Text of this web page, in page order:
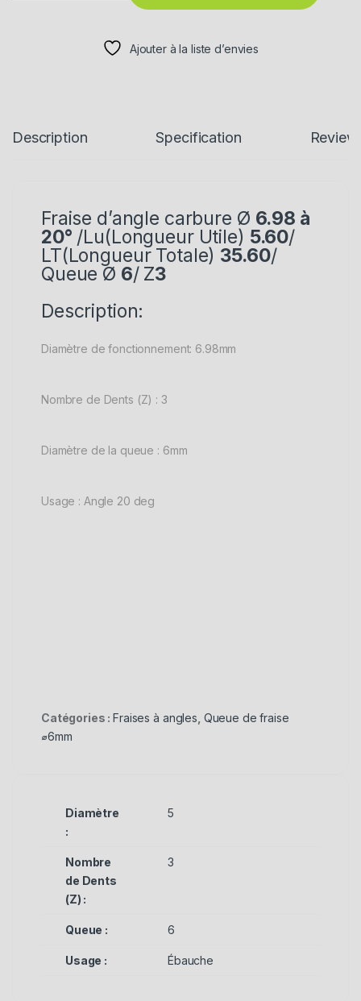
Ajouter à la liste d’envies
Description Specification
Fraise d’angle carbure Ø 6.98 à
20° /Lu(Longueur Utile) 5.60/
LT(Longueur Totale) 35.60/
Queue Ø 6/ Z3
Description:
Diamètre de fonctionnement: 6.98mm
Nombre de Dents (Z) : 3
Diamètre de la queue : 6mm
Usage : Angle 20 deg
Catégories :Fraises à angles Queue de fraise
⌀6mm
Diamètre
:
5
Nombre
de Dents
(Z) :
3
Queue : 6
Usage : Ébauche